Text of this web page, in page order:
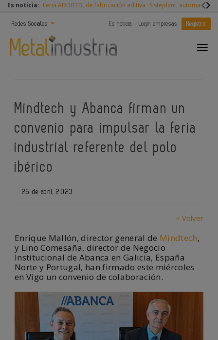
Es noticia: Feria ADDITED, de fabricación aditiva Sisteplant,
Redes Sociales Es noticia Login empresas Registro
Mindtech y Abanca firman un
convenio para impulsar la feria
industrial referente del polo
ibérico
26 de abril, 2023
< Volver
Enrique Mallón, director general de Mindtech,
y Lino Comesaña, director de Negocio
Institucional de Abanca en Galicia, España
Norte y Portugal, han firmado este miércoles
en Vigo un convenio de colaboración.